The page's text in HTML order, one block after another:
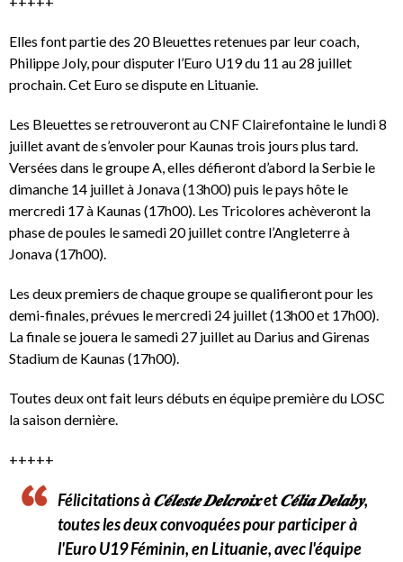
Elles font partie des 20 Bleuettes retenues par leur coach,
Philippe Joly, pour disputer l’Euro U19 du 11 au 28 juillet
prochain. Cet Euro se dispute en Lituanie.
Les Bleuettes se retrouveront au CNF Clairefontaine le lundi 8
juillet avant de s’envoler pour Kaunas trois jours plus tard.
Versées dans le groupe A, elles défieront d’abord la Serbie le
dimanche 14 juillet à Jonava (13h00) puis le pays hôte le
mercredi 17 à Kaunas (17h00). Les Tricolores achèveront la
phase de poules le samedi 20 juillet contre l’Angleterre à
Jonava (17h00).
Les deux premiers de chaque groupe se qualifieront pour les
demi-finales, prévues le mercredi 24 juillet (13h00 et 17h00).
La finale se jouera le samedi 27 juillet au Darius and Girenas
Stadium de Kaunas (17h00).
Toutes deux ont fait leurs débuts en équipe première du LOSC
la saison dernière.
+++++
Félicitations à 𝑪𝒆́𝒍𝒆𝒔𝒕𝒆 𝑫𝒆𝒍𝒄𝒓𝒐𝒊𝒙 et 𝑪𝒆́𝒍𝒊𝒂 𝑫𝒆𝒍𝒂𝒃𝒚,
toutes les deux convoquées pour participer à
l'Euro U19 Féminin, en Lituanie, avec l'équipe